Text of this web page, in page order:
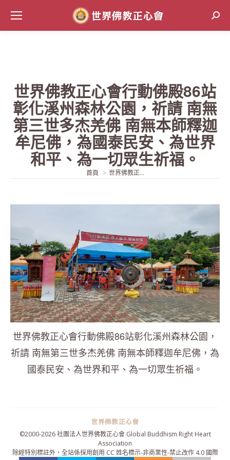
世界佛教正心會行動佛殿86站
彰化溪州森林公園，祈請 南無
第三世多杰羌佛 南無本師釋迦
牟尼佛，為國泰民安、為世界
和平、為一切眾生祈福。
當前位置:
首頁 世界佛教正...
世界佛教正心會行動佛殿86站彰化溪州森林公園，
祈請 南無第三世多杰羌佛 南無本師釋迦牟尼佛，為
國泰民安、為世界和平、為一切眾生祈福。
©2000-2026 社團法人世界佛教正心會 Global Buddhism Right Heart
Association
除經特別標註外，全站係採用創用 CC 姓名標示-非商業性-禁止改作 4.0 國際